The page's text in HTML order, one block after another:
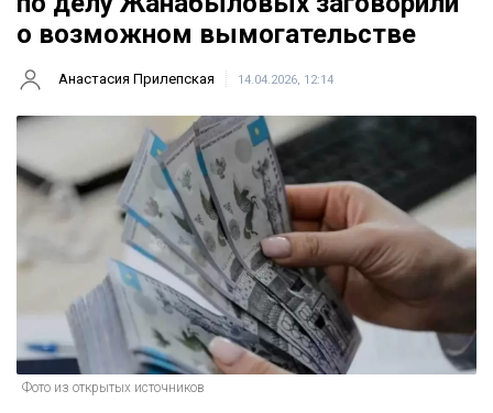
о возможном вымогательстве
Анастасия Прилепская 14.04.2026, 12:14
Фото из открытых источников